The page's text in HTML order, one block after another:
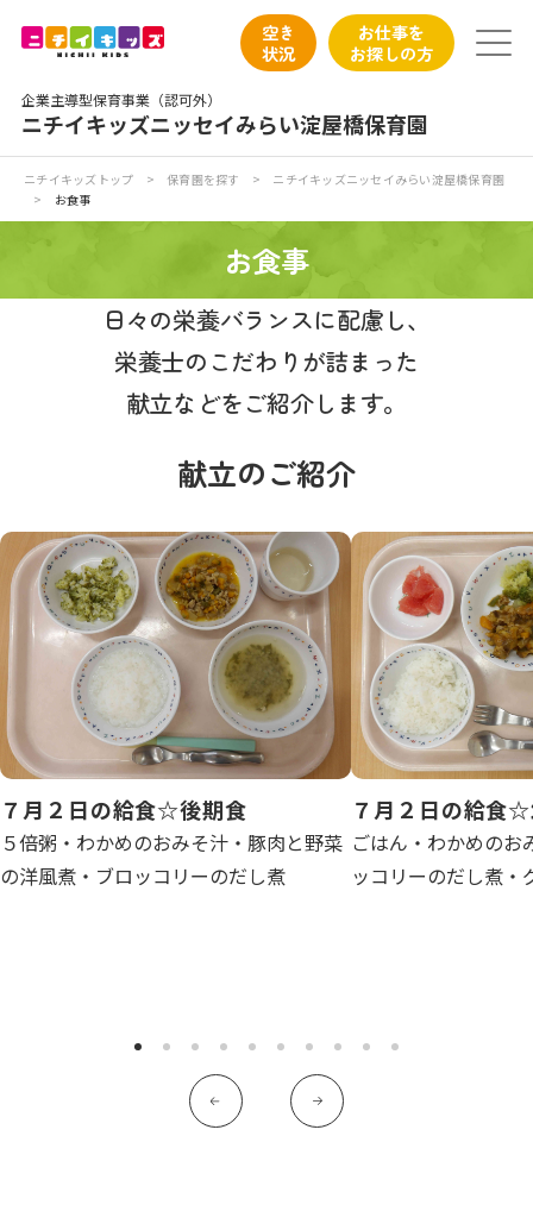
企業主導型保育事業（認可外）
ニチイキッズニッセイみらい淀屋橋保育園
空き
状況
お仕事を
お探しの方
ニチイが大切にしていること
子育てひろばのご紹介
写真販売サービス
各種書類
お仕事をお探しの方
よくあるご質問
保育園に関するお問い合わせ
プライバシーポリシー サイトのご利用について
ニチイキッズトップ > 保育園を探す >
ニチイキッズニッセイみらい淀屋橋保育園
>
お食事
お食事
日々の栄養バランスに配慮し、
栄養士のこだわりが詰まった
献立などをご紹介します。
献立のご紹介
７月２日の給食☆後期食
５倍粥・わかめのおみそ汁・豚肉と野菜
の洋風煮・ブロッコリーのだし煮
７月２日の給食
ごはん・わかめのお
ッコリーのだし煮・